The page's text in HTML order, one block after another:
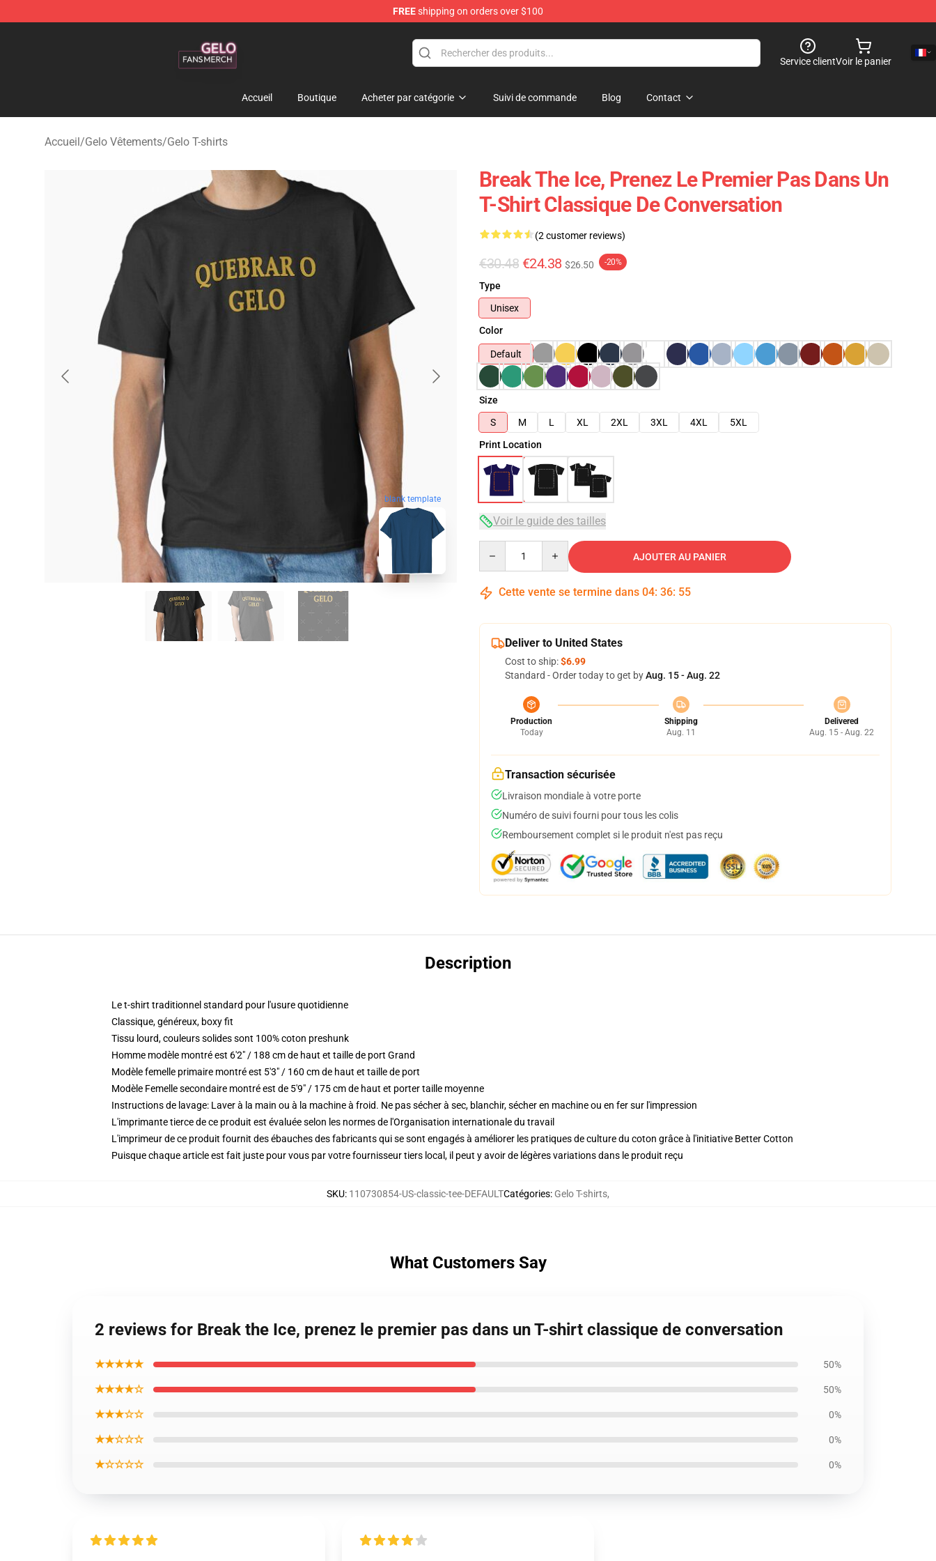
FREEshipping on orders over $100
Service clientVoir le panier
Accueil Boutique Acheter par catégorie Suivi de commande Blog Contact
Accueil/Gelo Vêtements/Gelo T-shirts
blank template
Break The Ice, Prenez Le Premier Pas Dans Un
T-Shirt Classique De Conversation
(2 customer reviews)
€30.48 €24.38 $26.50 -20%
Type
Unisex
Color
Default
Size
S
M L XL 2XL 3XL 4XL
5XL
Print Location
Voir le guide des tailles
AJOUTER AU PANIER
Cette vente se termine dans 04: 36: 54
Deliver to United States
Cost to ship:$6.99
Standard - Order today to get byAug. 15 - Aug. 22
Production
Today
Shipping
Aug. 11
Delivered
Aug. 15 - Aug. 22
Transaction sécurisée
Livraison mondiale à votre porte
Numéro de suivi fourni pour tous les colis
Remboursement complet si le produit n'est pas reçu
Description
Le t-shirt traditionnel standard pour l'usure quotidienne
Classique, généreux, boxy fit
Tissu lourd, couleurs solides sont 100% coton preshunk
Homme modèle montré est 6'2" / 188 cm de haut et taille de port Grand
Modèle femelle primaire montré est 5'3" / 160 cm de haut et taille de port
Modèle Femelle secondaire montré est de 5'9" / 175 cm de haut et porter taille moyenne
Instructions de lavage: Laver à la main ou à la machine à froid. Ne pas sécher à sec, blanchir, sécher en machine ou en fer sur l'impression
L'imprimante tierce de ce produit est évaluée selon les normes de l'Organisation internationale du travail
L'imprimeur de ce produit fournit des ébauches des fabricants qui se sont engagés à améliorer les pratiques de culture du coton grâce à l'initiative Better Cotton
Puisque chaque article est fait juste pour vous par votre fournisseur tiers local, il peut y avoir de légères variations dans le produit reçu
SKU: 110730854-US-classic-tee-DEFAULTCatégories: Gelo T-shirts,
What Customers Say
2 reviews for Break the Ice, prenez le premier pas dans un T-shirt classique de conversation
★★★★★ 50%
★★★★☆ 50%
★★★☆☆ 0%
★★☆☆☆ 0%
★☆☆☆☆ 0%